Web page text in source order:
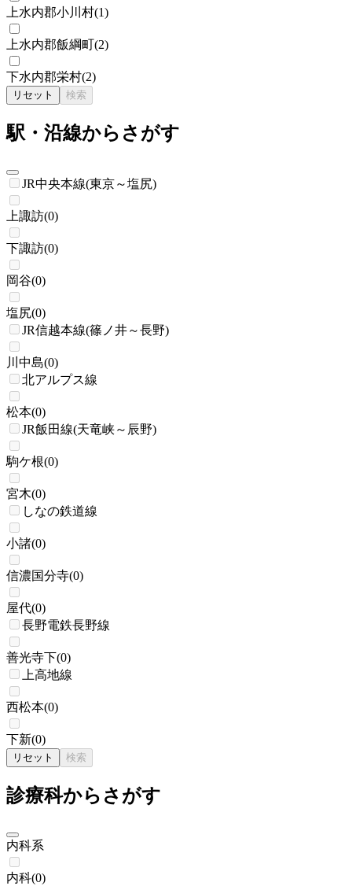
上水内郡小川村(1)
上水内郡飯綱町(2)
下水内郡栄村(2)
リセット 検索
駅・沿線からさがす
JR中央本線(東京～塩尻)
上諏訪(0)
下諏訪(0)
岡谷(0)
塩尻(0)
JR信越本線(篠ノ井～長野)
川中島(0)
北アルプス線
松本(0)
JR飯田線(天竜峡～辰野)
駒ケ根(0)
宮木(0)
しなの鉄道線
小諸(0)
信濃国分寺(0)
屋代(0)
長野電鉄長野線
善光寺下(0)
上高地線
西松本(0)
下新(0)
リセット 検索
診療科からさがす
内科系
内科(0)